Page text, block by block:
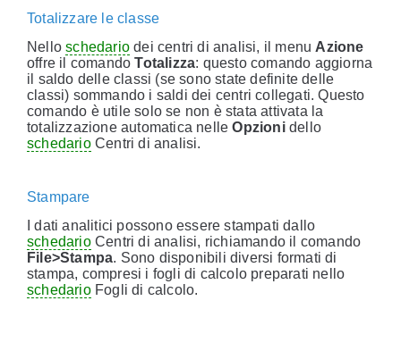
Totalizzare le classe
Nelloschedariodei centri di analisi, il menu Azione
offre il comandoTotalizza: questo comando aggiorna
il saldo delle classi (se sono state definite delle
classi) sommando i saldi dei centri collegati. Questo
comando è utile solo se non è stata attivata la
totalizzazione automatica nelleOpzionidello
schedarioCentri di analisi.
Stampare
I dati analitici possono essere stampati dallo
schedarioCentri di analisi, richiamando il comando
File>Stampa. Sono disponibili diversi formati di
stampa, compresi i fogli di calcolo preparati nello
schedarioFogli di calcolo.